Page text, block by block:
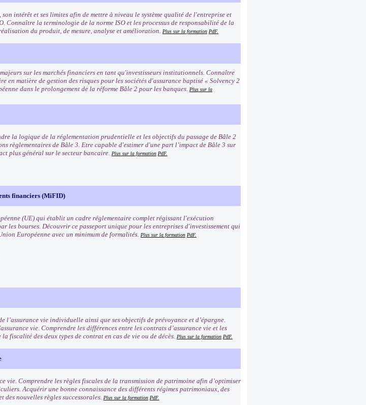
intérêt et ses limites afin de mettre à niveau le système qualité de l'entreprise et
Connaître la terminologie de la norme ISO et les processus de responsabilité de la
du produit, de mesure, analyse et amélioration. Plus sur la formation PdF.
sur les marchés financiers en tant qu'investisseurs institutionnels. Connaître
en matière de gestion des risques pour les sociétés d'assurance baptisé « Solvency 2
dans le prolongement de la réforme Bâle 2 pour les banques. Plus sur la
la logique de la réglementation prudentielle et les objectifs du passage de Bâle 2
règlementaires de Bâle 3. Etre capable d'estimer d'une part l’impact de Bâle 3 sur
plus général sur le secteur bancaire. Plus sur la formation PdF.
financiers (MiFID)
(UE) qui établit un cadre réglementaire complet régissant l'exécution
les bourses. Découvrir ce passeport unique pour les entreprises d'investissement qui
Européenne avec un minimum de formalités. Plus sur la formation PdF.
l’assurance vie individuelle ainsi que ses objectifs de prévoyance et d’épargne.
vie. Comprendre les différences entre les contrats d’assurance vie et les
fiscalité des deux types de contrat en cas de vie ou de décès. Plus sur la formation PdF.
vie. Comprendre les règles fiscales de la transmission de patrimoine afin d’optimiser
Acquérir une bonne connaissance des différents régimes patrimoniaux, des
nouvelles règles successorales. Plus sur la formation PdF.